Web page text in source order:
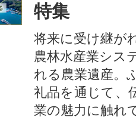
特集
将来に受け継が
農林水産業シス
れる農業遺産。
礼品を通じて、
業の魅力に触れ